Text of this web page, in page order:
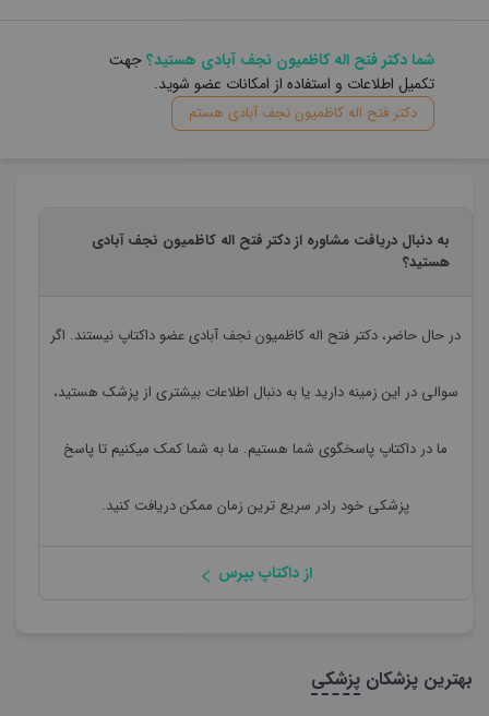
شما دکتر فتح اله کاظمیون نجف آبادی هستید؟جهت
تکمیل اطلاعات و استفاده از امکانات عضو شوید.
دکتر فتح اله کاظمیون نجف آبادی هستم
به دنبال دریافت مشاوره از دکتر فتح اله کاظمیون نجف آبادی
هستید؟
در حال حاضر، دکتر فتح اله کاظمیون نجف آبادیعضو داکتاپ نیستند. اگر
سوالی در این زمینه دارید یا به دنبال اطلاعات بیشتری از پزشک هستید،
ما در داکتاپ پاسخگوی شما هستیم. ما به شما کمک میکنیم تا پاسخ
پزشکی خود رادر سریع ترین زمان ممکن دریافت کنید.
از داکتاپ بپرس
بهترین پزشکان پزشکی